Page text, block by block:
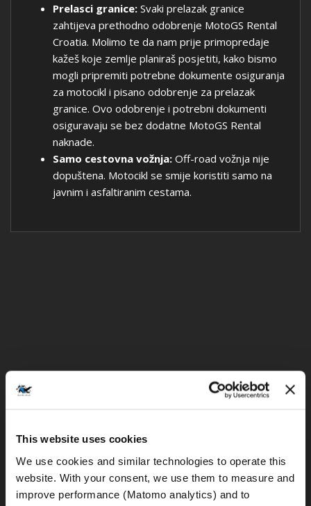
This website uses cookies
We use cookies and similar technologies to operate this
website. With your consent, we use them to measure and
improve performance (Matomo analytics) and to
Prelasci granice: Svaki prelazak granice
zahtijeva prethodno odobrenje MotoGS Rental
Croatia. Molimo te da nam prije primopredaje
kažeš koje zemlje planiraš posjetiti, kako bismo
mogli pripremiti potrebne dokumente osiguranja
za motocikl i pisano odobrenje za prelazak
granice. Ovo odobrenje i potrebni dokumenti
osiguravaju se bez dodatne MotoGS Rental
naknade.
Samo cestovna vožnja: Off-road vožnja nije
dopuštena. Motocikl se smije koristiti samo na
javnim i asfaltiranim cestama.